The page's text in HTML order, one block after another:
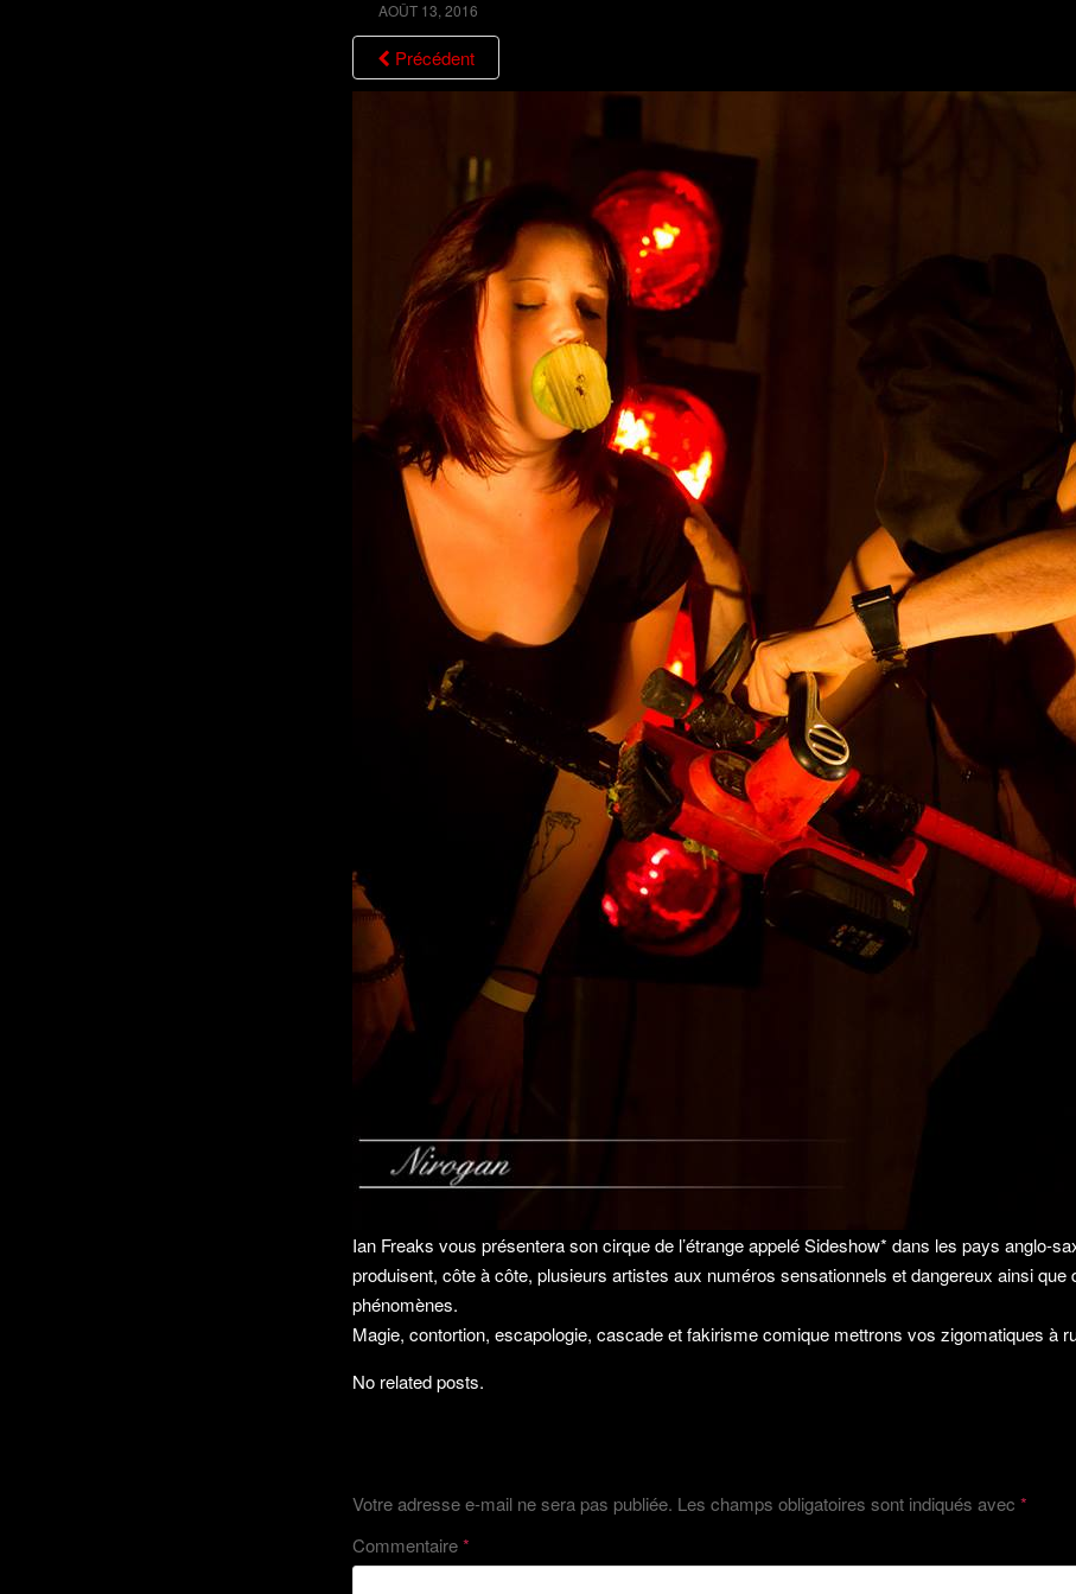
AOÛT 13, 2016
Précédent
Ian Freaks vous présentera son cirque de l’étrange appelé Sideshow* dans les pays anglo-
produisent, côte à côte, plusieurs artistes aux numéros sensationnels et dangereux ainsi que
phénomènes.
Magie, contortion, escapologie, cascade et fakirisme comique mettrons vos zigomatiques à
No related posts.
Votre adresse e-mail ne sera pas publiée. Les champs obligatoires sont indiqués avec *
Commentaire*